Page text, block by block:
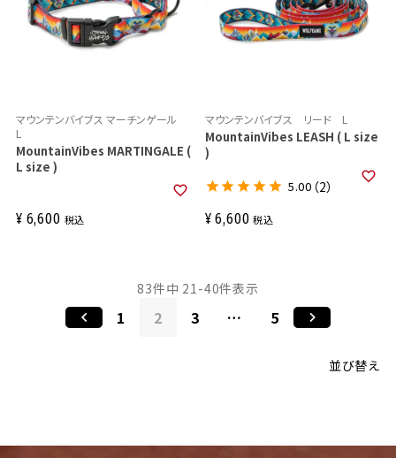
マウンテンバイブス マーチンゲール
L
MountainVibes MARTINGALE (
L size )
¥ 6,600 税込
マウンテンバイブス リード L
MountainVibes LEASH ( L size
)
¥ 6,600 税込
5.00 （2）
並び替え
83件中 21 -40件表示
1 2 3 … 5